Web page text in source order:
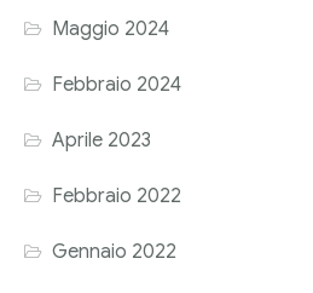
Maggio 2024
Febbraio 2024
Aprile 2023
Febbraio 2022
Gennaio 2022